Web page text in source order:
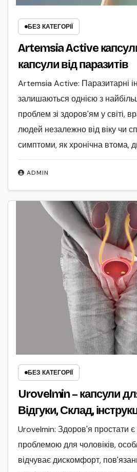
БЕЗ КАТЕГОРІЇ
Artemsia Active
капсули від паразитів
ADMIN
Artemsia Active: Паразитарні
залишаються однією з
проблем зі здоров'ям у світі,
людей незалежно від віку чи
симптоми, як хронічна втома,
БЕЗ КАТЕГОРІЇ
Urovelmin – капсули
Відгуки, Склад,
Urovelmin: Здоров'я простати
проблемою для чоловіків,
відчуває дискомфорт,